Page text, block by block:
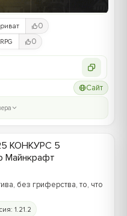
0
RPG 0
Сайт
КОНКУРС 5
Майнкрафт
без гриферства, то, что
1.21.2